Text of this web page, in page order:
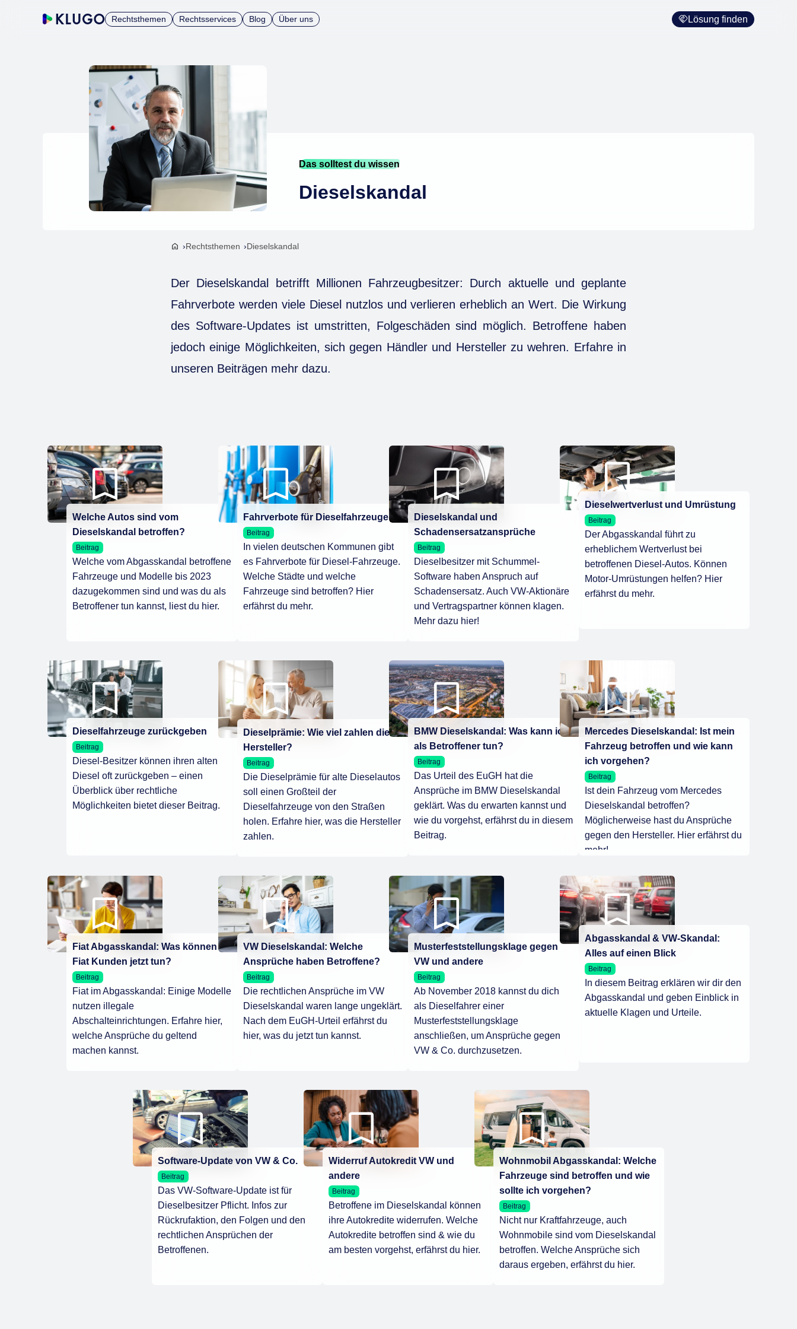
Rechtsthemen Rechtsservices Blog Über uns Lösung finden
Das solltest du wissen
Dieselskandal
Rechtsthemen Dieselskandal
Der Dieselskandal betrifft Millionen Fahrzeugbesitzer: Durch aktuelle und geplante
Fahrverbote werden viele Diesel nutzlos und verlieren erheblich an Wert. Die Wirkung
des Software-Updates ist umstritten, Folgeschäden sind möglich. Betroffene haben
jedoch einige Möglichkeiten, sich gegen Händler und Hersteller zu wehren. Erfahre in
unseren Beiträgen mehr dazu.
Welche Autos sind vom
Dieselskandal betroffen?
Beitrag
Welche vom Abgasskandal betroffene
Fahrzeuge und Modelle bis 2023
dazugekommen sind und was du als
Betroffener tun kannst, liest du hier.
Fahrverbote für Dieselfahrzeuge
Beitrag
In vielen deutschen Kommunen gibt
es Fahrverbote für Diesel-Fahrzeuge.
Welche Städte und welche
Fahrzeuge sind betroffen? Hier
erfährst du mehr.
Dieselskandal und
Schadensersatzansprüche
Beitrag
Dieselbesitzer mit Schummel-
Software haben Anspruch auf
Schadensersatz. Auch VW-Aktionäre
und Vertragspartner können klagen.
Mehr dazu hier!
Dieselwertverlust und Umrüstung
Beitrag
Der Abgasskandal führt zu
erheblichem Wertverlust bei
betroffenen Diesel-Autos. Können
Motor-Umrüstungen helfen? Hier
erfährst du mehr.
Dieselfahrzeuge zurückgeben
Beitrag
Diesel-Besitzer können ihren alten
Diesel oft zurückgeben – einen
Überblick über rechtliche
Möglichkeiten bietet dieser Beitrag.
Dieselprämie: Wie viel zahlen die
Hersteller?
Beitrag
Die Dieselprämie für alte Dieselautos
soll einen Großteil der
Dieselfahrzeuge von den Straßen
holen. Erfahre hier, was die Hersteller
zahlen.
BMW Dieselskandal: Was kann ich
als Betroffener tun?
Beitrag
Das Urteil des EuGH hat die
Ansprüche im BMW Dieselskandal
geklärt. Was du erwarten kannst und
wie du vorgehst, erfährst du in diesem
Beitrag.
Mercedes Dieselskandal: Ist mein
Fahrzeug betroffen und wie kann
ich vorgehen?
Beitrag
Ist dein Fahrzeug vom Mercedes
Dieselskandal betroffen?
Möglicherweise hast du Ansprüche
gegen den Hersteller. Hier erfährst du
mehr!
Fiat Abgasskandal: Was können
Fiat Kunden jetzt tun?
Beitrag
Fiat im Abgasskandal: Einige Modelle
nutzen illegale
Abschalteinrichtungen. Erfahre hier,
welche Ansprüche du geltend
machen kannst.
VW Dieselskandal: Welche
Ansprüche haben Betroffene?
Beitrag
Die rechtlichen Ansprüche im VW
Dieselskandal waren lange ungeklärt.
Nach dem EuGH-Urteil erfährst du
hier, was du jetzt tun kannst.
Musterfeststellungsklage gegen
VW und andere
Beitrag
Ab November 2018 kannst du dich
als Dieselfahrer einer
Musterfeststellungsklage
anschließen, um Ansprüche gegen
VW & Co. durchzusetzen.
Abgasskandal & VW-Skandal:
Alles auf einen Blick
Beitrag
In diesem Beitrag erklären wir dir den
Abgasskandal und geben Einblick in
aktuelle Klagen und Urteile.
Software-Update von VW & Co.
Beitrag
Das VW-Software-Update ist für
Dieselbesitzer Pflicht. Infos zur
Rückrufaktion, den Folgen und den
rechtlichen Ansprüchen der
Betroffenen.
Widerruf Autokredit VW und
andere
Beitrag
Betroffene im Dieselskandal können
ihre Autokredite widerrufen. Welche
Autokredite betroffen sind & wie du
am besten vorgehst, erfährst du hier.
Wohnmobil Abgasskandal: Welche
Fahrzeuge sind betroffen und wie
sollte ich vorgehen?
Beitrag
Nicht nur Kraftfahrzeuge, auch
Wohnmobile sind vom Dieselskandal
betroffen. Welche Ansprüche sich
daraus ergeben, erfährst du hier.